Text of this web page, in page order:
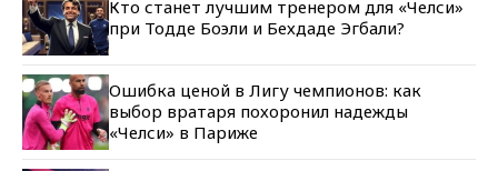
Кто станет лучшим тренером для «Челси»
при Тодде Боэли и Бехдаде Эгбали?
Ошибка ценой в Лигу чемпионов: как
выбор вратаря похоронил надежды
«Челси» в Париже